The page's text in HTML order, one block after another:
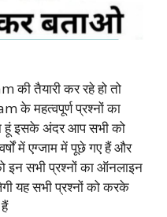
की तैयारी कर रहे हो तो
के महत्वपूर्ण प्रश्नों का
इसके अंदर आप सभी को
में एग्जाम में पूछे गए हैं और
इन सभी प्रश्नों का ऑनलाइन
यह सभी प्रश्नों को करके